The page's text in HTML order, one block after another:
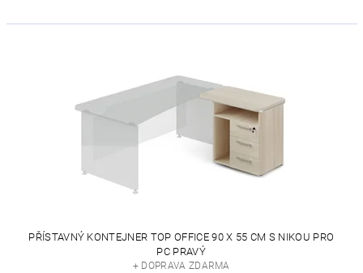
PŘÍSTAVNÝ KONTEJNER TOP OFFICE 90 X 55 CM S NIKOU PRO
PC PRAVÝ
+ DOPRAVA ZDARMA